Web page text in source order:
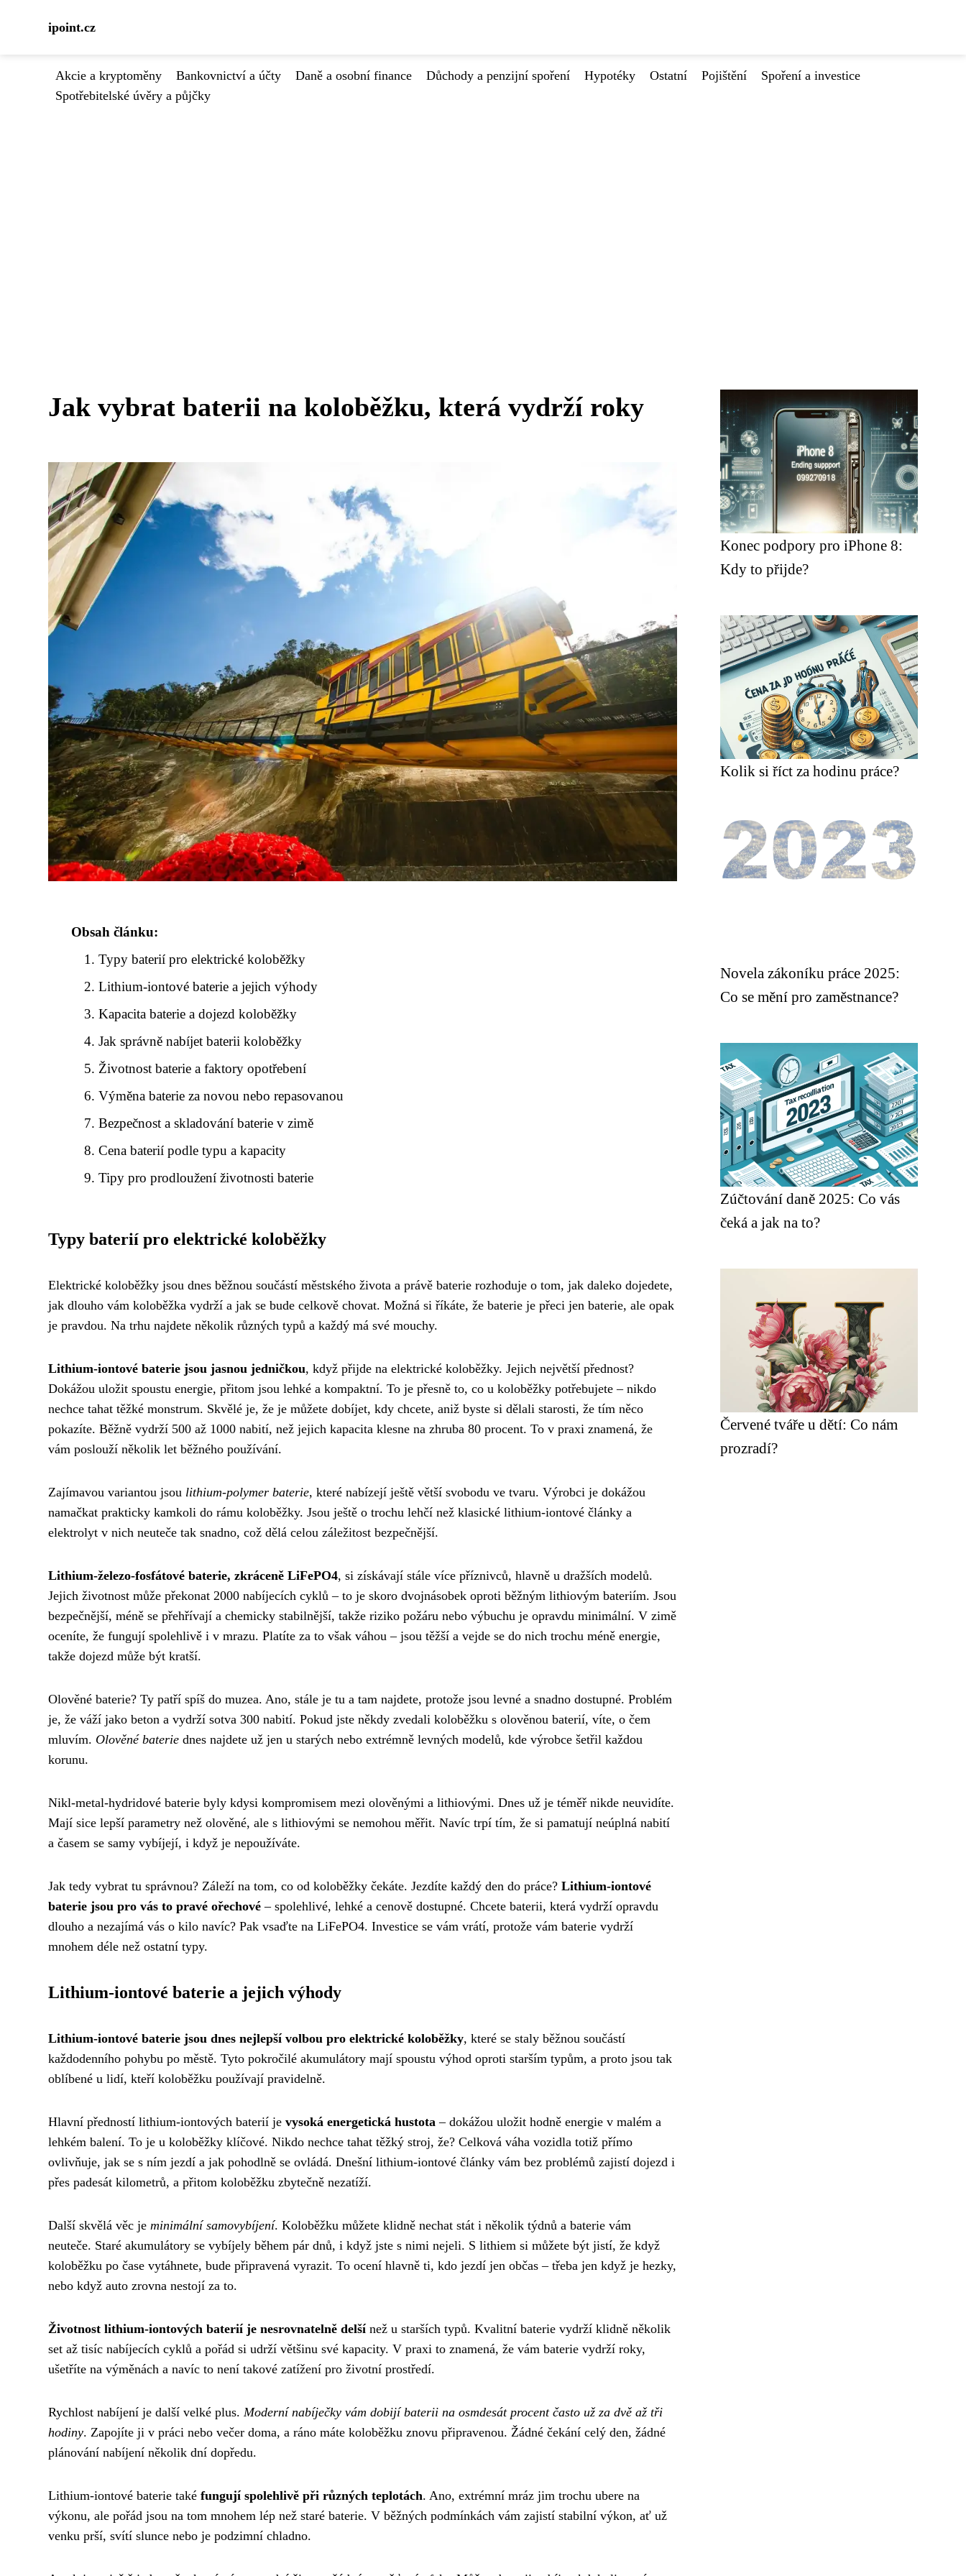
ipoint.cz
Akcie a kryptoměny Bankovnictví a účty Daně a osobní finance Důchody a penzijní spoření Hypotéky Ostatní Pojištění
Spoření a investice
Spotřebitelské úvěry a půjčky
Jak vybrat baterii na koloběžku, která vydrží roky
Obsah článku:
Typy baterií pro elektrické koloběžky
Lithium-iontové baterie a jejich výhody
Kapacita baterie a dojezd koloběžky
Jak správně nabíjet baterii koloběžky
Životnost baterie a faktory opotřebení
Výměna baterie za novou nebo repasovanou
Bezpečnost a skladování baterie v zimě
Cena baterií podle typu a kapacity
Tipy pro prodloužení životnosti baterie
Typy baterií pro elektrické koloběžky
Elektrické koloběžky jsou dnes běžnou součástí městského života a právě baterie rozhoduje o tom, jak daleko dojedete,
jak dlouho vám koloběžka vydrží a jak se bude celkově chovat. Možná si říkáte, že baterie je přeci jen baterie, ale opak
je pravdou. Na trhu najdete několik různých typů a každý má své mouchy.
Lithium-iontové baterie jsou jasnou jedničkou, když přijde na elektrické koloběžky. Jejich největší přednost?
Dokážou uložit spoustu energie, přitom jsou lehké a kompaktní. To je přesně to, co u koloběžky potřebujete – nikdo
nechce tahat těžké monstrum. Skvělé je, že je můžete dobíjet, kdy chcete, aniž byste si dělali starosti, že tím něco
pokazíte. Běžně vydrží 500 až 1000 nabití, než jejich kapacita klesne na zhruba 80 procent. To v praxi znamená, že
vám poslouží několik let běžného používání.
Zajímavou variantou jsou lithium-polymer baterie, které nabízejí ještě větší svobodu ve tvaru. Výrobci je dokážou
namačkat prakticky kamkoli do rámu koloběžky. Jsou ještě o trochu lehčí než klasické lithium-iontové články a
elektrolyt v nich neuteče tak snadno, což dělá celou záležitost bezpečnější.
Lithium-železo-fosfátové baterie, zkráceně LiFePO4, si získávají stále více příznivců, hlavně u dražších modelů.
Jejich životnost může překonat 2000 nabíjecích cyklů – to je skoro dvojnásobek oproti běžným lithiovým bateriím. Jsou
bezpečnější, méně se přehřívají a chemicky stabilnější, takže riziko požáru nebo výbuchu je opravdu minimální. V zimě
oceníte, že fungují spolehlivě i v mrazu. Platíte za to však váhou – jsou těžší a vejde se do nich trochu méně energie,
takže dojezd může být kratší.
Olověné baterie? Ty patří spíš do muzea. Ano, stále je tu a tam najdete, protože jsou levné a snadno dostupné. Problém
je, že váží jako beton a vydrží sotva 300 nabití. Pokud jste někdy zvedali koloběžku s olověnou baterií, víte, o čem
mluvím. Olověné baterie dnes najdete už jen u starých nebo extrémně levných modelů, kde výrobce šetřil každou
korunu.
Nikl-metal-hydridové baterie byly kdysi kompromisem mezi olověnými a lithiovými. Dnes už je téměř nikde neuvidíte.
Mají sice lepší parametry než olověné, ale s lithiovými se nemohou měřit. Navíc trpí tím, že si pamatují neúplná nabití
a časem se samy vybíjejí, i když je nepoužíváte.
Jak tedy vybrat tu správnou? Záleží na tom, co od koloběžky čekáte. Jezdíte každý den do práce? Lithium-iontové
baterie jsou pro vás to pravé ořechové – spolehlivé, lehké a cenově dostupné. Chcete baterii, která vydrží opravdu
dlouho a nezajímá vás o kilo navíc? Pak vsaďte na LiFePO4. Investice se vám vrátí, protože vám baterie vydrží
mnohem déle než ostatní typy.
Lithium-iontové baterie a jejich výhody
Lithium-iontové baterie jsou dnes nejlepší volbou pro elektrické koloběžky, které se staly běžnou součástí
každodenního pohybu po městě. Tyto pokročilé akumulátory mají spoustu výhod oproti starším typům, a proto jsou tak
oblíbené u lidí, kteří koloběžku používají pravidelně.
Hlavní předností lithium-iontových baterií je vysoká energetická hustota – dokážou uložit hodně energie v malém a
lehkém balení. To je u koloběžky klíčové. Nikdo nechce tahat těžký stroj, že? Celková váha vozidla totiž přímo
ovlivňuje, jak se s ním jezdí a jak pohodlně se ovládá. Dnešní lithium-iontové články vám bez problémů zajistí dojezd i
přes padesát kilometrů, a přitom koloběžku zbytečně nezatíží.
Další skvělá věc je minimální samovybíjení. Koloběžku můžete klidně nechat stát i několik týdnů a baterie vám
neuteče. Staré akumulátory se vybíjely během pár dnů, i když jste s nimi nejeli. S lithiem si můžete být jistí, že když
koloběžku po čase vytáhnete, bude připravená vyrazit. To ocení hlavně ti, kdo jezdí jen občas – třeba jen když je hezky,
nebo když auto zrovna nestojí za to.
Životnost lithium-iontových baterií je nesrovnatelně delšínež u starších typů. Kvalitní baterie vydrží klidně několik
set až tisíc nabíjecích cyklů a pořád si udrží většinu své kapacity. V praxi to znamená, že vám baterie vydrží roky,
ušetříte na výměnách a navíc to není takové zatížení pro životní prostředí.
Rychlost nabíjení je další velké plus. Moderní nabíječky vám dobijí baterii na osmdesát procent často už za dvě až tři
hodiny. Zapojíte ji v práci nebo večer doma, a ráno máte koloběžku znovu připravenou. Žádné čekání celý den, žádné
plánování nabíjení několik dní dopředu.
Lithium-iontové baterie také fungují spolehlivě při různých teplotách. Ano, extrémní mráz jim trochu ubere na
výkonu, ale pořád jsou na tom mnohem lép než staré baterie. V běžných podmínkách vám zajistí stabilní výkon, ať už
venku prší, svítí slunce nebo je podzimní chladno.
Konec podpory pro iPhone 8:
Kdy to přijde?
Kolik si říct za hodinu práce?
Novela zákoníku práce 2025:
Co se mění pro zaměstnance?
Zúčtování daně 2025: Co vás
čeká a jak na to?
Červené tváře u dětí: Co nám
prozradí?